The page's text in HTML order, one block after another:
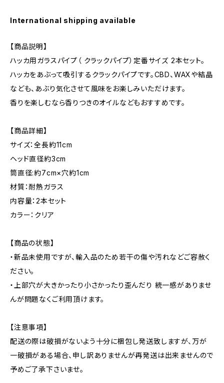
International shipping available
【商品説明】
ハッカ用ガラスパイプ（ クラックパイプ）定番サイズ 2本セット。
ハッカをあぶって吸引するクラックパイプです。CBD、WAXや結晶
なども、あぶり気化させて風味をお楽しみいただけます。
香りを楽しむなら香りつきのオイルなどもおすすめです。
【商品詳細】
サイズ：全長約11cm
ヘッド直径約3cm
筒直径:約7cm×穴約1cm
材質：耐熱ガラス
内容量：2本セット
カラー：クリア
【商品の状態】
・新品未使用ですが、輸入品のため若干の傷や汚れなどご容赦く
ださい。
・上部穴が大きかったり小さかったり歪んだり 統一感がありませ
んが問題なくご利用頂けます。
【注意事項】
配送の際は破損がないよう十分に梱包し発送致しますが、万が
一破損がある場合、申し訳ありませんが再発送は出来ませんので
予めご了承下さいませ。